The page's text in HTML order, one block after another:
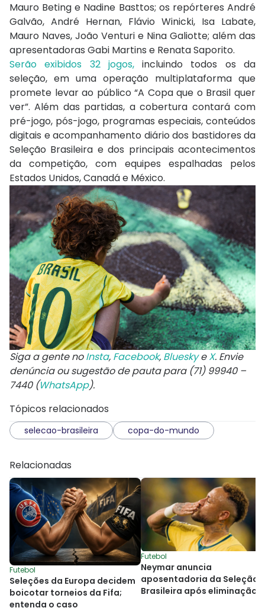
Mauro Beting e Nadine Basttos; os repórteres André
Galvão, André Hernan, Flávio Winicki, Isa Labate,
Mauro Naves, João Venturi e Nina Galiotte; além das
apresentadoras Gabi Martins e Renata Saporito.
Serão exibidos 32 jogos,incluindo todos os da
seleção, em uma operação multiplataforma que
promete levar ao público “A Copa que o Brasil quer
ver”. Além das partidas, a cobertura contará com
pré-jogo, pós-jogo, programas especiais, conteúdos
digitais e acompanhamento diário dos bastidores da
Seleção Brasileira e dos principais acontecimentos
da competição, com equipes espalhadas pelos
Estados Unidos, Canadá e México.
Siga a gente noInsta, Facebook, BlueskyeX. Envie
denúncia ou sugestão de pauta para (71) 99940 –
7440 (WhatsApp).
Tópicos relacionados
selecao-brasileira copa-do-mundo
Relacionadas
Futebol
Seleções da Europa decidem
boicotar torneios da Fifa;
entenda o caso
Futebol
Neymar anuncia
aposentadoria da Seleção
Brasileira após eliminação